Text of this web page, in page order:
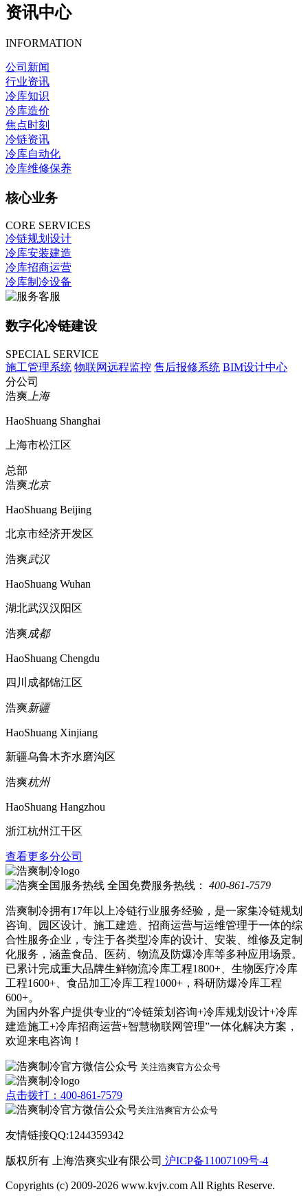
资讯中心
INFORMATION
公司新闻
行业资讯
冷库知识
冷库造价
焦点时刻
冷链资讯
冷库自动化
冷库维修保养
核心业务
CORE SERVICES
冷链规划设计
冷库安装建造
冷库招商运营
冷库制冷设备
数字化冷链建设
SPECIAL SERVICE
施工管理系统 物联网远程监控 售后报修系统 BIM设计中心
分公司
浩爽 上海
HaoShuang Shanghai
上海市松江区
总部
浩爽北京
HaoShuang Beijing
北京市经济开发区
浩爽武汉
HaoShuang Wuhan
湖北武汉汉阳区
浩爽成都
HaoShuang Chengdu
四川成都锦江区
浩爽新疆
HaoShuang Xinjiang
新疆乌鲁木齐水磨沟区
浩爽杭州
HaoShuang Hangzhou
浙江杭州江干区
查看更多分公司
全国免费服务热线： 400-861-7579
浩爽制冷拥有17年以上冷链行业服务经验，是一家集冷链规划
咨询、园区设计、施工建造、招商运营与运维管理于一体的综
合性服务企业，专注于各类型冷库的设计、安装、维修及定制
化服务，涵盖食品、医药、物流及防爆冷库等多种应用场景。
已累计完成重大品牌生鲜物流冷库工程1800+、生物医疗冷库
工程1600+、食品加工冷库工程1000+，科研防爆冷库工程
600+。
为国内外客户提供专业的“冷链策划咨询+冷库规划设计+冷库
建造施工+冷库招商运营+智慧物联网管理”一体化解决方案，
欢迎来电咨询！
关注浩爽官方公众号
点击拨打：400-861-7579
关注浩爽官方公众号
友情链接QQ:1244359342
版权所有 上海浩爽实业有限公司 沪ICP备11007109号-4
Copyrights (c) 2009-2026 www.kvjv.com All Rights Reserve.